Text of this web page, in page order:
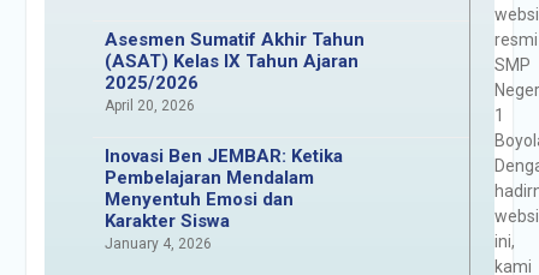
Boyolali Raih Tiket OSN
Nasional”
INFORMASI DAFTAR
ULANG SPMB TAHUN
Asesmen Sumatif Akhir Tahun
(ASAT) Kelas IX Tahun Ajaran
2025/2026
April 20, 2026
Inovasi Ben JEMBAR: Ketika
Pembelajaran Mendalam
Menyentuh Emosi dan
Karakter Siswa
January 4, 2026
resmi
SMP
1
ini,
kami